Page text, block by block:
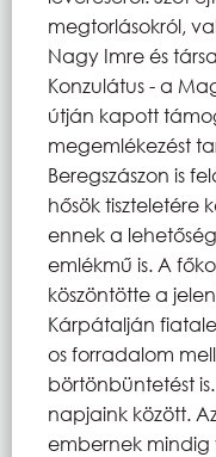
megtorlásokról,
Nagy Imre és
Konzulátus - a
útján kapott
megemlékezést
Beregszászon is
hősök tiszteletére
ennek a
emlékmű is. A
köszöntötte a
Kárpátalján
os forradalom
börtönbüntetést
napjaink között.
embernek mindig